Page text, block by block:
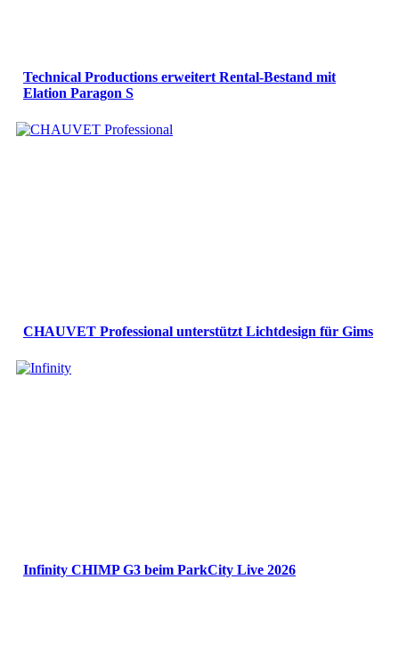
Technical Productions erweitert Rental-Bestand mit
Elation Paragon S
CHAUVET Professional unterstützt Lichtdesign für Gims
Infinity CHIMP G3 beim ParkCity Live 2026